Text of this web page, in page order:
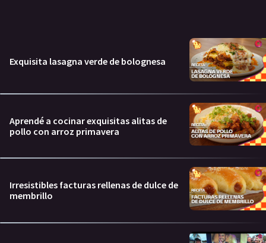
Exquisita lasagna verde de bolognesa
Aprendé a cocinar exquisitas alitas de
pollo con arroz primavera
Irresistibles facturas rellenas de dulce de
membrillo